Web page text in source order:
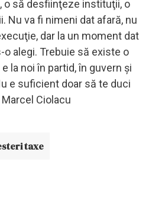
o să desfiinţeze instituţii, o
Nu va fi nimeni dat afară, nu
dar la un moment dat
alegi. Trebuie să existe o
la noi în partid, în guvern şi
e suficient doar să te duci
Ciolacu
taxe